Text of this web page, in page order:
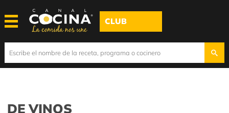
CLUB
DE VINOS